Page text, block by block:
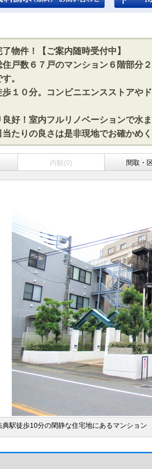
物件！【ご案内随時受付中】
戸数６７戸のマンション６階部分
。
１０分。コンビニエンスストアや
好！室内フルリノベーションで水
たりの良さは是非現地でお確かめく
内観(0) 間取・
典駅徒歩10分の閑静な住宅地にあるマンション